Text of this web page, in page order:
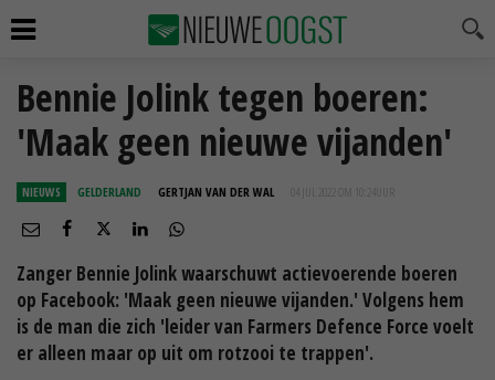
Bennie Jolink tegen boeren:
'Maak geen nieuwe vijanden'
NIEUWS GELDERLAND GERTJAN VAN DER WAL 04 JUL 2022 OM 10:24
Zanger Bennie Jolink waarschuwt actievoerende boeren
op Facebook: 'Maak geen nieuwe vijanden.' Volgens hem
is de man die zich 'leider van Farmers Defence Force voelt
er alleen maar op uit om rotzooi te trappen'.